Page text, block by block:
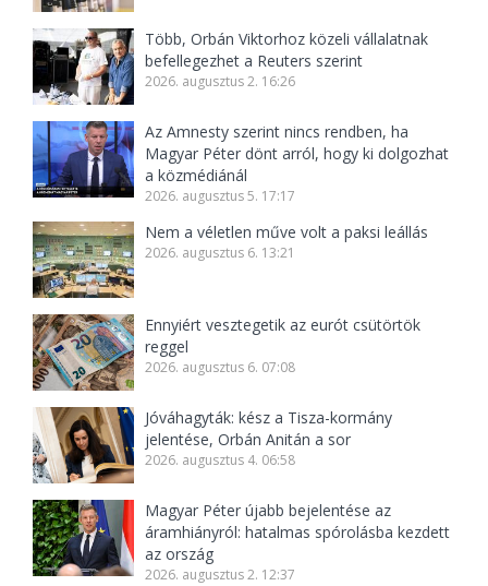
Több, Orbán Viktorhoz közeli vállalatnak
befellegezhet a Reuters szerint
2026. augusztus 2. 16:26
Az Amnesty szerint nincs rendben, ha
Magyar Péter dönt arról, hogy ki dolgozhat
a közmédiánál
2026. augusztus 5. 17:17
Nem a véletlen műve volt a paksi leállás
2026. augusztus 6. 13:21
Ennyiért vesztegetik az eurót csütörtök
reggel
2026. augusztus 6. 07:08
Jóváhagyták: kész a Tisza-kormány
jelentése, Orbán Anitán a sor
2026. augusztus 4. 06:58
Magyar Péter újabb bejelentése az
áramhiányról: hatalmas spórolásba kezdett
az ország
2026. augusztus 2. 12:37